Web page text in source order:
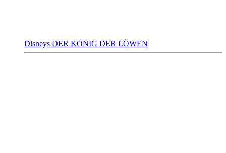
Disneys DER KÖNIG DER LÖWEN